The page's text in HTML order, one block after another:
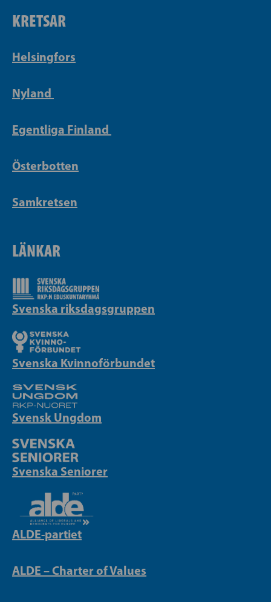
KRETSAR
Helsingfors
Nyland
Egentliga Finland
Österbotten
Samkretsen
LÄNKAR
Svenska riksdagsgruppen
Svenska Kvinnoförbundet
Svensk Ungdom
Svenska Seniorer
ALDE-partiet
ALDE – Charter of Values